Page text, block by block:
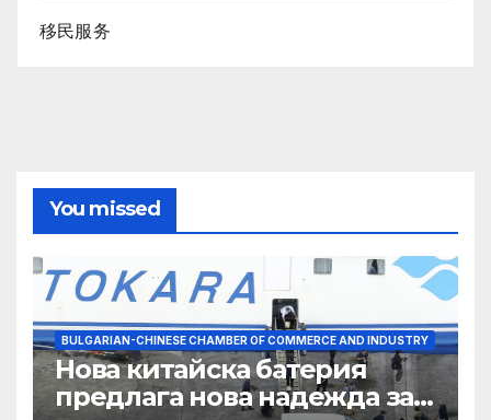
移民服务
You missed
BULGARIAN-CHINESE CHAMBER OF COMMERCE AND INDUSTRY
Нова китайска батерия
предлага нова надежда за